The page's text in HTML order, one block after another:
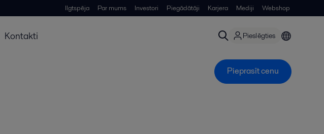
Ilgtspēja Par mums Investori Piegādātāji Karjera Mediji Webshop
Kontakti Pieslēgties
Pieprasīt cenu